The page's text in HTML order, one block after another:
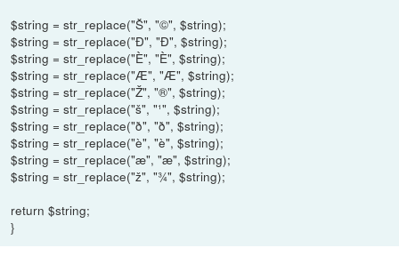
$string = str_replace("Š", "©", $string);
$string = str_replace("Ð", "Ð", $string);
$string = str_replace("È", "È", $string);
$string = str_replace("Æ", "Æ", $string);
$string = str_replace("Ž", "®", $string);
$string = str_replace("š", "¹", $string);
$string = str_replace("ð", "ð", $string);
$string = str_replace("è", "è", $string);
$string = str_replace("æ", "æ", $string);
$string = str_replace("ž", "¾", $string);
return $string;
}